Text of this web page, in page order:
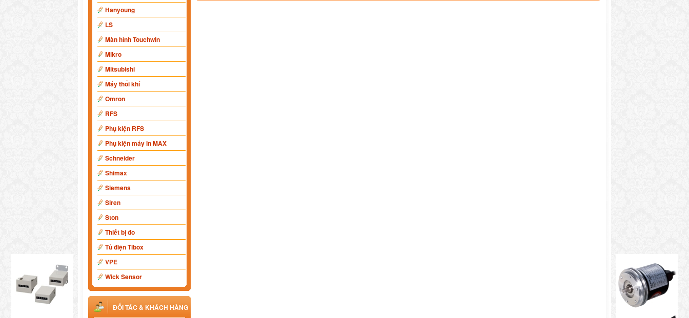
Hanyoung
LS
Màn hình Touchwin
Mikro
Mitsubishi
Máy thổi khí
Omron
RFS
Phụ kiện RFS
Phụ kiện máy in MAX
Schneider
Shimax
Siemens
Siren
Ston
Thiết bị đo
Tủ điện Tibox
VPE
Wick Sensor
ĐỐI TÁC & KHÁCH HÀNG